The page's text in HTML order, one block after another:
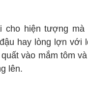
cho hiện tượng mà
hay lòng lợn với
vào mắm tôm
lên.